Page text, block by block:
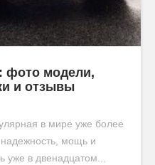
фото модели,
и отзывы
в мире уже более
мощь и
уже в двенадцатом...